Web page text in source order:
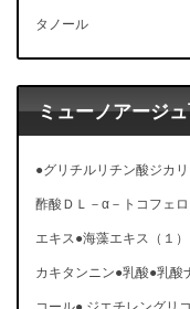
タノール
ミューノアージ
●グリチルリチン酸ジカ
酢酸ＤＬ－α－トコフェ
エキス●海藻エキス（１
カキタンニン●乳酸●乳酸